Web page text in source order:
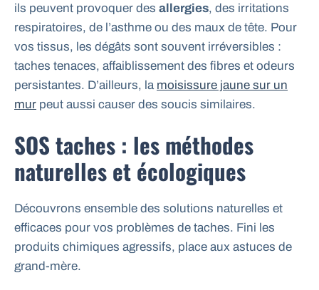
ils peuvent provoquer des allergies, des irritations
respiratoires, de l’asthme ou des maux de tête. Pour
vos tissus, les dégâts sont souvent irréversibles :
taches tenaces, affaiblissement des fibres et odeurs
persistantes. D’ailleurs, la moisissure jaune sur un
mur peut aussi causer des soucis similaires.
SOS taches : les méthodes
naturelles et écologiques
Découvrons ensemble des solutions naturelles et
efficaces pour vos problèmes de taches. Fini les
produits chimiques agressifs, place aux astuces de
grand-mère.